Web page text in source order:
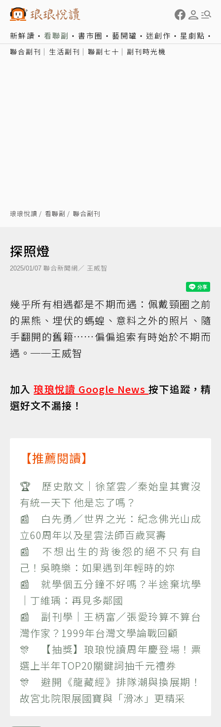
新鮮讀 看聯副 書市圈 藝開罐 迷創作 星劇點
聯合副刊 生活副刊 聯副七十 副刊時光機
琅琅悅讀 看聯副 聯合副刊
探照燈
2025/01/07 聯合新聞網／ 王威智
幾乎所有相遇都是不期而遇：佩戴頸圈之前
的黑熊、埋伏的螞蝗、意料之外的照片、隨
手翻開的舊籍……偏偏追索有時始於不期而
遇。──王威智
加入琅琅悅讀 Google News按下追蹤，精
選好文不漏接！
【推薦閱讀】
🏆 歷史散文｜徐望雲／秦始皇其實沒
有統一天下 他是忘了嗎？
📰 白先勇／世界之光：紀念佛光山成
立60周年以及星雲法師百歲冥壽
📰 不想出生的背後怨的絕不只有自
己！吳曉樂：如果遇到年輕時的妳
📰 就學個五分鐘不好嗎？半途棄坑學
｜丁維瑀：再見多鄰國
📰 副刊學｜王柄富／張愛玲算不算台
灣作家？1999年台灣文學論戰回顧
🎊 【抽獎】琅琅悅讀周年慶登場！票
選上半年TOP20關鍵詞抽千元禮券
🎊 避開《龍藏經》排隊潮與換展期！
故宮北院限展國寶與「滑冰」更精采